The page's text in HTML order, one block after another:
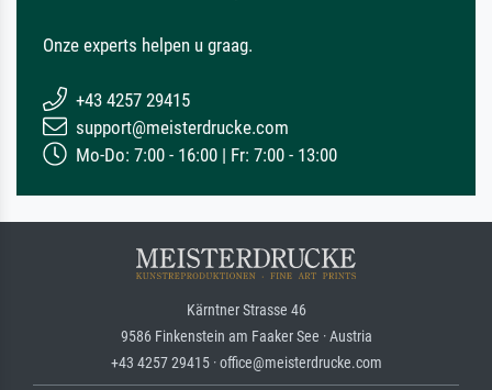
Onze experts helpen u graag.
+43 4257 29415
support@meisterdrucke.com
Mo-Do: 7:00 - 16:00 | Fr: 7:00 - 13:00
Kärntner Strasse 46
9586 Finkenstein am Faaker See · Austria
+43 4257 29415 · office@meisterdrucke.com